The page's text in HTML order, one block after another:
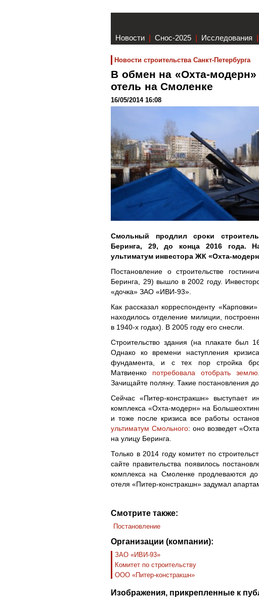
Новости | Снос-2025 | Исследования |
Новости строительства Санкт-Петербурга
В обмен на «Охта-модерн»
отель на Смоленке
16/05/2014 16:08
Смольный продлил сроки
Беринга, 29, до конца 2016 года.
ультиматум инвестора ЖК «Охта-
Постановление о строительстве
Беринга, 29) вышло в 2002 году.
«дочка» ЗАО «ИВИ-93».
Как рассказал корреспонденту
находилось отделение милиции,
в 1940-х годах). В 2005 году его снесли.
Строительство здания (на плакате был
Однако ко времени наступления
фундамента, и с тех пор стройка
Матвиенко потребовала отобрать землю
Зачищайте поляну. Такие постановления
Сейчас «Питер-констракшн» выступает
комплекса «Охта-модерн» на
и тоже после кризиса все работы
ультиматум Смольного: оно возведет
на улицу Беринга.
Только в 2014 году комитет по
сайте правительства появилось
комплекса на Смоленке продлеваются
отеля «Питер-констракшн» задумал
Смотрите также:
Постановление
Организации (компании):
ЗАО «ИВИ-93»
Комитет по строительству
ООО «Питер-констракшн»
Изображения, прикрепленные к